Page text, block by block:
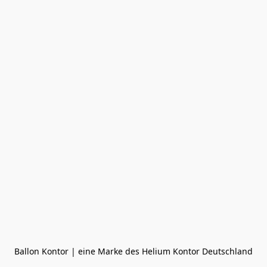
Ballon Kontor | eine Marke des Helium Kontor Deutschland